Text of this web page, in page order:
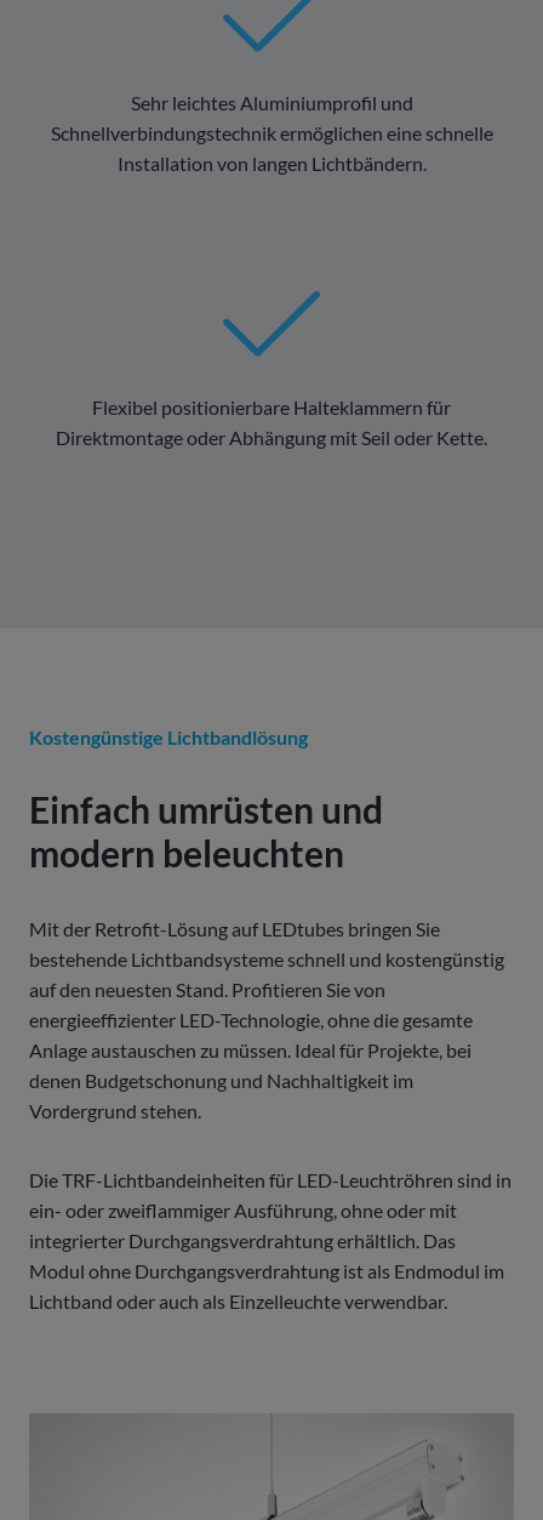
Sehr leichtes Aluminiumprofil und
Schnellverbindungstechnik ermöglichen eine schnelle
Installation von langen Lichtbändern.
Flexibel positionierbare Halteklammern für
Direktmontage oder Abhängung mit Seil oder Kette.
Kostengünstige Lichtbandlösung
Einfach umrüsten und
modern beleuchten
Mit der Retrofit-Lösung auf LEDtubes bringen Sie
bestehende Lichtbandsysteme schnell und kostengünstig
auf den neuesten Stand. Profitieren Sie von
energieeffizienter LED-Technologie, ohne die gesamte
Anlage austauschen zu müssen. Ideal für Projekte, bei
denen Budgetschonung und Nachhaltigkeit im
Vordergrund stehen.
Die TRF-Lichtbandeinheiten für LED-Leuchtröhren sind in
ein- oder zweiflammiger Ausführung, ohne oder mit
integrierter Durchgangsverdrahtung erhältlich. Das
Modul ohne Durchgangsverdrahtung ist als Endmodul im
Lichtband oder auch als Einzelleuchte verwendbar.